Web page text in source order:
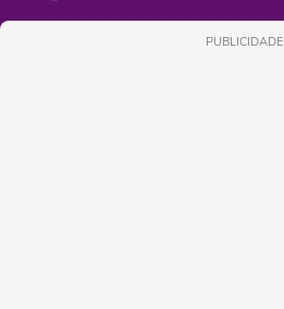
PUBLICIDADE